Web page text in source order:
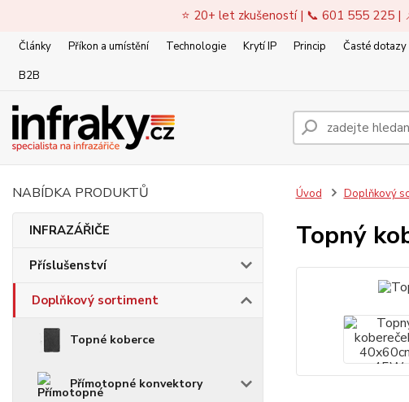
⭐ 20+ let zkušeností | 📞 601 555 225 |
Články Příkon a umístění Technologie Krytí IP Princip Časté dotazy
B2B
NABÍDKA PRODUKTŮ
INFRAZÁŘIČE
Příslušenství
Doplňkový sortiment
Topné koberce
Přímotopné konvektory
Úvod Doplňkový
Topný